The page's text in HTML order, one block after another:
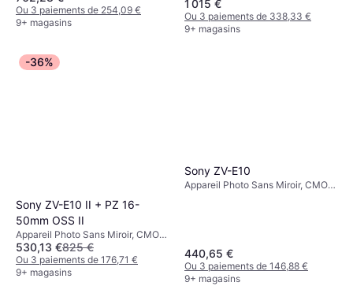
Ou 3 paiements de 254,09 €
9+ magasins
1 015 €
Ou 3 paiements de 338,33 €
9+ magasins
-36%
Sony ZV-E10 II + PZ 16-
50mm OSS II
Appareil Photo Sans Miroir, CMOS,
APS-C, 26 MP, Continuous Drive,
Face Detection, 292g
530,13 €825 €
Ou 3 paiements de 176,71 €
9+ magasins
Sony ZV-E10
Appareil Photo Sans Miroir, CMOS,
440,65 €
Ou 3 paiements de 146,88 €
9+ magasins